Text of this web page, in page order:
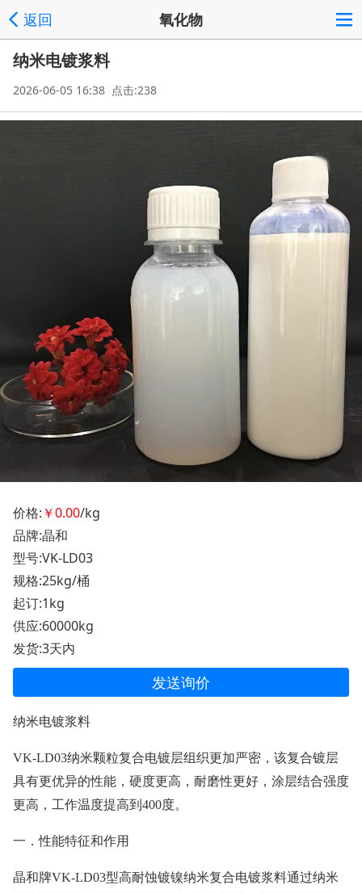
返回 氧化物
纳米电镀浆料
2026-06-05 16:38 点击:238
价格: ￥0.00/kg
品牌:晶和
型号:VK-LD03
规格:25kg/桶
起订:1kg
供应:60000kg
发货:3天内
发送询价
纳米电镀浆料
VK-LD03纳米颗粒复合电镀层组织更加严密，该复合镀层
具有更优异的性能，硬度更高，耐磨性更好，涂层结合强度
更高，工作温度提高到400度。
一．性能特征和作用
晶和牌VK-LD03型高耐蚀镀镍纳米复合电镀浆料通过纳米